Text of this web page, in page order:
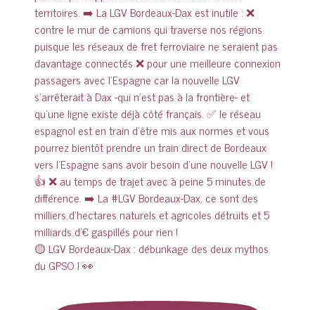
🟡 LGV Bordeaux-Dax : débunkage des deux mythos
du GPSO ! 👀